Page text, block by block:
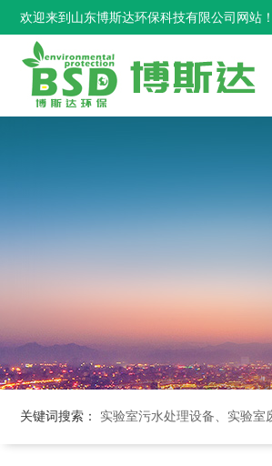
欢迎来到山东博斯达环保科技有限公司网站！
关键词搜索： 实验室污水处理设备、实验室废水处理